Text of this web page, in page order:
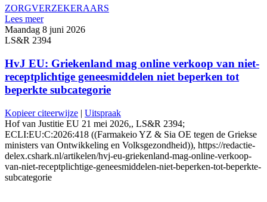
ZORGVERZEKERAARS
Lees meer
Maandag 8 juni 2026
LS&R 2394
HvJ EU: Griekenland mag online verkoop van niet-
receptplichtige geneesmiddelen niet beperken tot
beperkte subcategorie
Kopieer citeerwijze | Uitspraak
Hof van Justitie EU 21 mei 2026,, LS&R 2394;
ECLI:EU:C:2026:418 ((Farmakeio YZ & Sia OE tegen de Griekse
ministers van Ontwikkeling en Volksgezondheid)), https://redactie-
delex.cshark.nl/artikelen/hvj-eu-griekenland-mag-online-verkoop-
van-niet-receptplichtige-geneesmiddelen-niet-beperken-tot-beperkte-
subcategorie